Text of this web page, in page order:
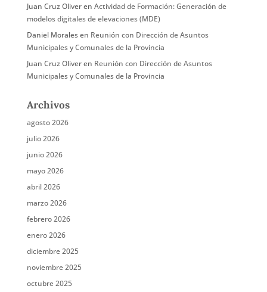
Juan Cruz Oliveren Actividad de Formación: Generación de
modelos digitales de elevaciones (MDE)
Daniel Moralesen Reunión con Dirección de Asuntos
Municipales y Comunales de la Provincia
Juan Cruz Oliveren Reunión con Dirección de Asuntos
Municipales y Comunales de la Provincia
Archivos
agosto 2026
julio 2026
junio 2026
mayo 2026
abril 2026
marzo 2026
febrero 2026
enero 2026
diciembre 2025
noviembre 2025
octubre 2025